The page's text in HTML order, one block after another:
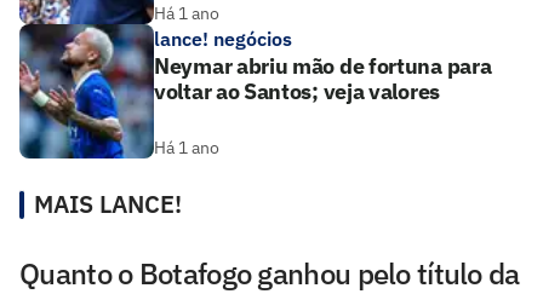
Há 1 ano
lance! negócios
Neymar abriu mão de fortuna para
voltar ao Santos; veja valores
Há 1 ano
MAIS LANCE!
Quanto o Botafogo ganhou pelo título da